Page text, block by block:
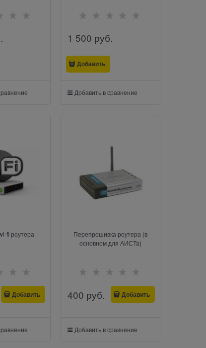
1 500 руб.
Добавить
Добавить в сравнение
fi роутера
Добавить
Перепрошивка роутера (в
основном для АИСТа)
400 руб. Добавить
Добавить в сравнение